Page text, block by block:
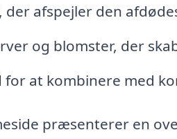
der afspejler den
og blomster, der
for at kombinere med
præsenterer en